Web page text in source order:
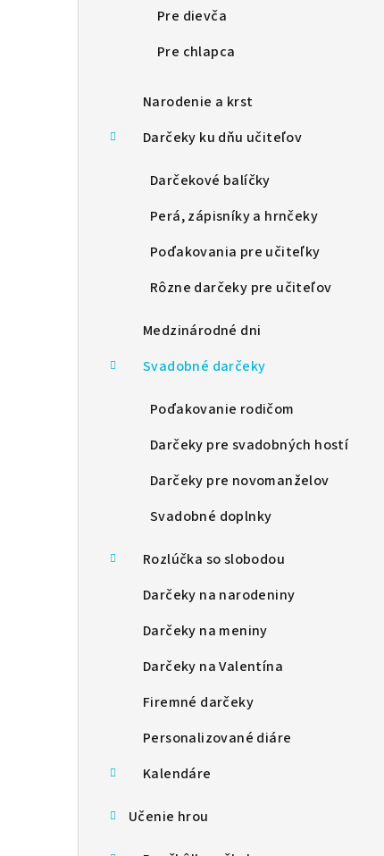
Pre dievča
Pre chlapca
Narodenie a krst
Darčeky ku dňu učiteľov
Darčekové balíčky
Perá, zápisníky a hrnčeky
Poďakovania pre učiteľky
Rôzne darčeky pre učiteľov
Medzinárodné dni
Svadobné darčeky
Poďakovanie rodičom
Darčeky pre svadobných hostí
Darčeky pre novomanželov
Svadobné doplnky
Rozlúčka so slobodou
Darčeky na narodeniny
Darčeky na meniny
Darčeky na Valentína
Firemné darčeky
Personalizované diáre
Kalendáre
Učenie hrou